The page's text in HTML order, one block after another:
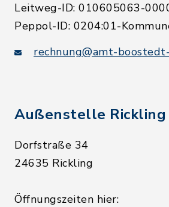
Leitweg-ID: 010605063-
Peppol-ID: 0204:01-
rechnung@amt-
Außenstelle Rickling
Dorfstraße 34
24635 Rickling
Öffnungszeiten hier: